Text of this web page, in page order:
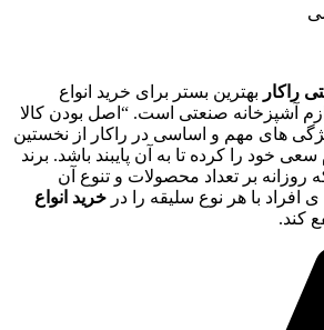
راکار بهترین بستر برای خرید انواع
آشپزخانه صنعتی است. “اصل بودن کالا
های مهم و اساسی در راکار از نخستین
خود را کرده تا به آن پایبند باشد. برند
روزانه بر تعداد محصولات و تنوع آن
ی افراد با هر نوع سلیقه را در خرید انواع
کند.